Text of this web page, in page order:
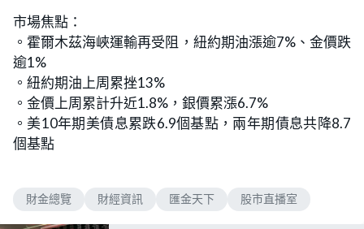
3
%
市場焦點：
。霍爾木茲海峽運輸再受阻，紐約期油漲逾7%、金價跌
逾1%
。紐約期油上周累挫13%
。金價上周累計升近1.8%，銀價累漲6.7%
。美10年期美債息累跌6.9個基點，兩年期債息共降8.7
個基點
財金總覽 財經資訊 匯金天下 股市直播室